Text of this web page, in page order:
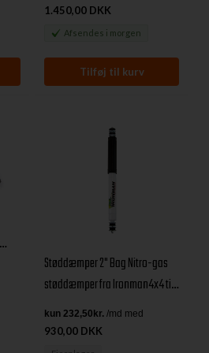
1.450,00 DKK
Afsendes i morgen
Støddæmper 2" Bag Nitro-gas
støddæmper fra Ironman4x4 til
Land Rover Defender, Discovery I
& Range Rover Classic
930,00 DKK